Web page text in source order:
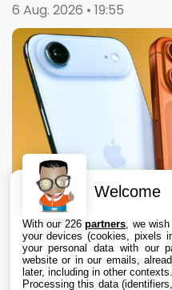
6 Aug. 2026 • 19:55
Welcome
With our 226partners , we
your devices (cookies, pixels
your personal data with our
website or in our emails,
later, including in other contexts.
Processing this data